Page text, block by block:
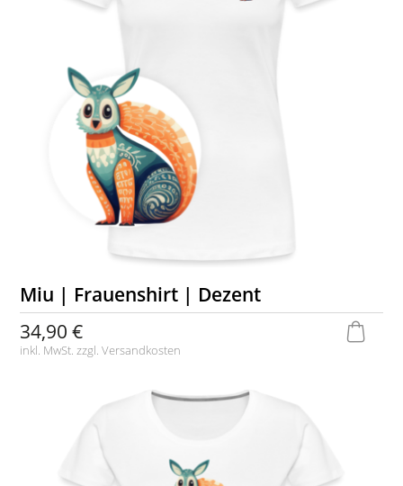
Miu | Frauenshirt | Dezent
34,90 €
inkl. MwSt. zzgl.Versandkosten